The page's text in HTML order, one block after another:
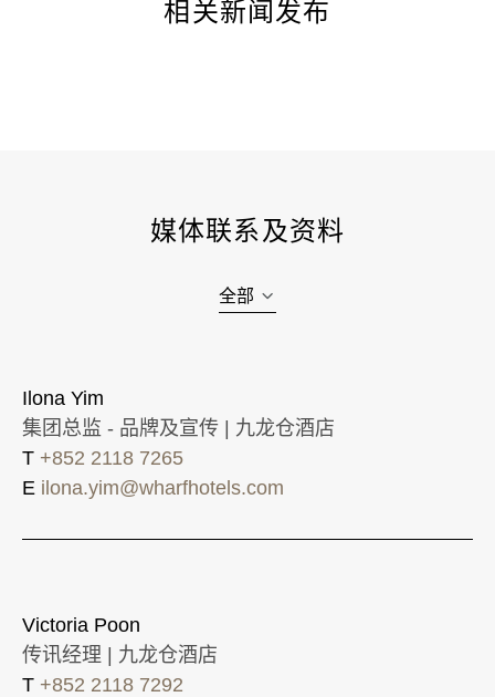
相关新闻发布
媒体联系及资料
全部
Ilona Yim
集团总监 - 品牌及宣传 | 九龙仓酒店
T +852 2118 7265
E ilona.yim@wharfhotels.com
Victoria Poon
传讯经理 | 九龙仓酒店
T +852 2118 7292